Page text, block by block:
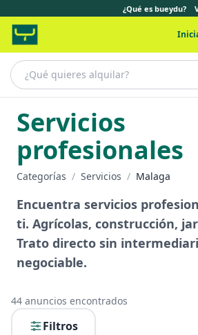
¿Qué es bueydu?
Servicios
profesionales
Categorías / Servicios / Malaga
Encuentra servicios
ti. Agrícolas, construcción,
Trato directo sin
negociable.
44 anuncios encontrados
Filtros